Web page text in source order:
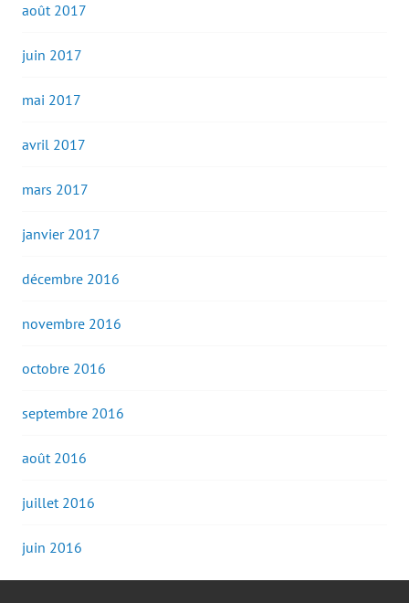
août 2017
juin 2017
mai 2017
avril 2017
mars 2017
janvier 2017
décembre 2016
novembre 2016
octobre 2016
septembre 2016
août 2016
juillet 2016
juin 2016